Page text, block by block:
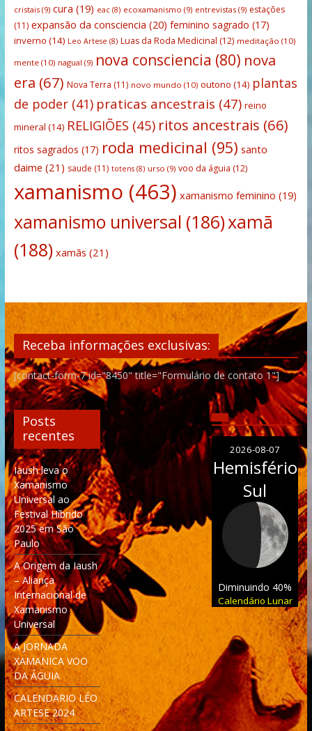
cristais(9) cura (19) eac(8) ecoxamanismo (9) entrevistas(9) estações
(11) expansão da consciencia (20) feminino sagrado (17)
inverno (14) Leo Artese (8) Luas da Roda Medicinal (12) meditação (10)
mente(10) nagual (9) nova consciencia (80) nova
era (67) Nova Terra (11) novo mundo (10) outono (14) plantas
de poder(41) praticas ancestrais (47) reino
mineral (14) RELIGIÕES (45) ritos ancestrais (66)
ritos sagrados (17) roda medicinal (95) santo
daime (21) saude (11) totens(8) urso (9) voo da águia (12)
xamanismo (463) xamanismo feminino (19)
xamanismo universal (186)xamã
(188) xamãs (21)
Receba informações exclusivas:
[contact-form-7 id="8450" title="Formulário de contato 1"]
Posts
recentes
Iaush leva o
Xamanismo
Universal ao
Festival Híbrido
2025 em São
Paulo
A Origem da Iaush
– Aliança
Internacional de
Xamanismo
Universal
A JORNADA
XAMANICA VOO
DA ÁGUIA
CALENDARIO LÉO
ARTESE 2024
2026-08-07
Hemisfério
Sul
Diminuindo 40%
Calendário Lunar